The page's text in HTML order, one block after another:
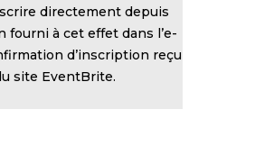
directement depuis
fourni à cet effet dans l’e-
d’inscription reçu
site EventBrite.